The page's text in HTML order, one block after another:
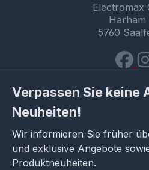
Electromax
Harham
5760
Verpassen Sie keine
Neuheiten!
Wir informieren Sie früher
und exklusive Angebote
Produktneuheiten.